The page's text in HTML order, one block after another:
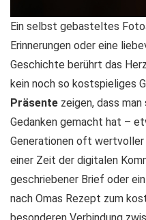
Ein selbst gebasteltes
Erinnerungen oder eine
Geschichte berührt das
kein noch so kostspieliges
Präsente zeigen, dass
Gedanken gemacht hat –
Generationen oft
einer Zeit der digitalen
geschriebener Brief oder
nach Omas Rezept zum